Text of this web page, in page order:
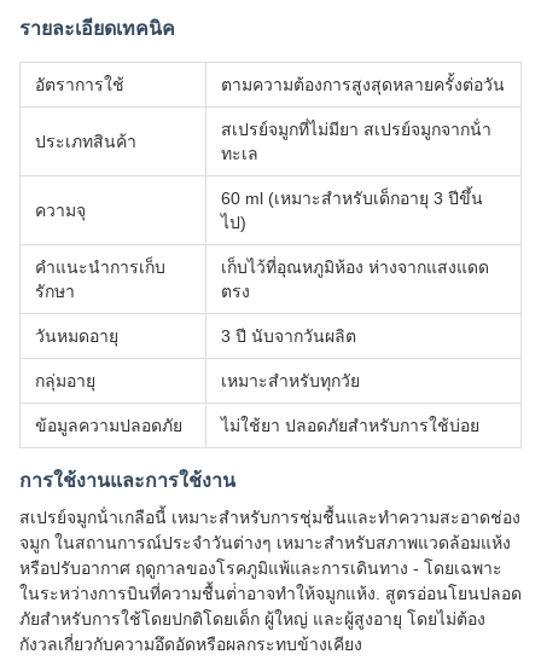
รายละเอียดเทคนิค
อัตราการใช้ ตามความต้องการสูงสุดหลายครั้งต่อวัน
ประเภทสินค้า
สเปรย์จมูกที่ไม่มียา สเปรย์จมูกจากน้ํา
ทะเล
ความจุ
60 ml (เหมาะสําหรับเด็กอายุ 3 ปีขึ้น
ไป)
คําแนะนําการเก็บ
รักษา
เก็บไว้ที่อุณหภูมิห้อง ห่างจากแสงแดด
ตรง
วันหมดอายุ 3 ปี นับจากวันผลิต
กลุ่มอายุ เหมาะสําหรับทุกวัย
ข้อมูลความปลอดภัย ไม่ใช้ยา ปลอดภัยสําหรับการใช้บ่อย
การใช้งานและการใช้งาน
สเปรย์จมูกน้ําเกลือนี้ เหมาะสําหรับการชุ่มชื้นและทําความสะอาดช่อง
จมูก ในสถานการณ์ประจําวันต่างๆ เหมาะสําหรับสภาพแวดล้อมแห้ง
หรือปรับอากาศ ฤดูกาลของโรคภูมิแพ้และการเดินทาง - โดยเฉพาะ
ในระหว่างการบินที่ความชื้นต่ําอาจทําให้จมูกแห้ง. สูตรอ่อนโยนปลอด
ภัยสําหรับการใช้โดยปกติโดยเด็ก ผู้ใหญ่ และผู้สูงอายุ โดยไม่ต้อง
กังวลเกี่ยวกับความอึดอัดหรือผลกระทบข้างเคียง